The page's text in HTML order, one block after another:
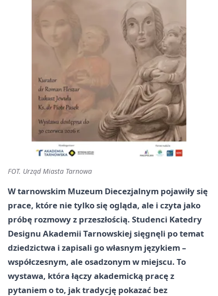
FOT. Urząd Miasta Tarnowa
W tarnowskim Muzeum Diecezjalnym pojawiły się
prace, które nie tylko się ogląda, ale i czyta jako
próbę rozmowy z przeszłością. Studenci Katedry
Designu Akademii Tarnowskiej sięgnęli po temat
dziedzictwa i zapisali go własnym językiem –
współczesnym, ale osadzonym w miejscu. To
wystawa, która łączy akademicką pracę z
pytaniem o to, jak tradycję pokazać bez